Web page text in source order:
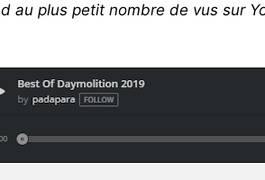
au plus petit nombre de vus sur